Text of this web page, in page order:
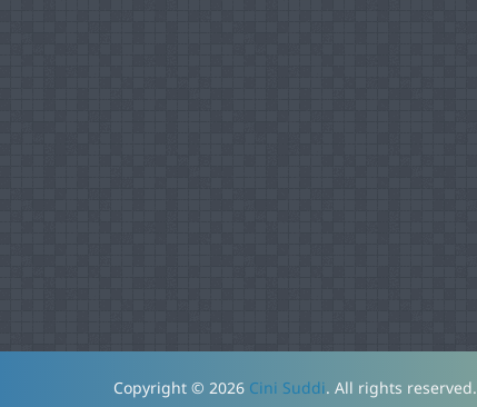
Copyright © 2026 Cini Suddi. All rights reserved.